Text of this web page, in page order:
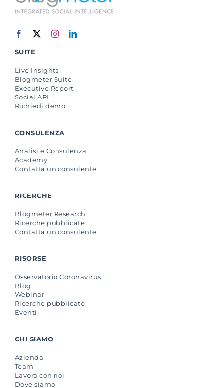
SUITE
Live Insights
Blogmeter Suite
Executive Report
Social API
Richiedi demo
CONSULENZA
Analisi e Consulenza
Academy
Contatta un consulente
RICERCHE
Blogmeter Research
Ricerche pubblicate
Contatta un consulente
RISORSE
Osservatorio Coronavirus
Blog
Webinar
Ricerche pubblicate
Eventi
CHI SIAMO
Azienda
Team
Lavora con noi
Dove siamo